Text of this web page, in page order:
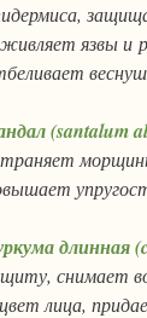
язвы и
(santalum
длинная
снимает
лица,